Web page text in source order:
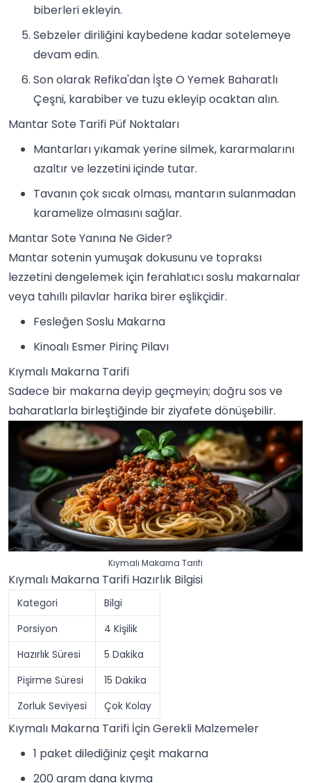
biberleri ekleyin.
Sebzeler diriliğini kaybedene kadar sotelemeye
devam edin.
Son olarak Refika'dan İşte O Yemek Baharatlı
Çeşni, karabiber ve tuzu ekleyip ocaktan alın.
Mantar Sote Tarifi Püf Noktaları
Mantarları yıkamak yerine silmek, kararmalarını
azaltır ve lezzetini içinde tutar.
Tavanın çok sıcak olması, mantarın sulanmadan
karamelize olmasını sağlar.
Mantar Sote Yanına Ne Gider?
Mantar sotenin yumuşak dokusunu ve topraksı
lezzetini dengelemek için ferahlatıcı soslu makarnalar
veya tahıllı pilavlar harika birer eşlikçidir.
Fesleğen Soslu Makarna
Kinoalı Esmer Pirinç Pilavı
Kıymalı Makarna Tarifi
Sadece bir makarna deyip geçmeyin; doğru sos ve
baharatlarla birleştiğinde bir ziyafete dönüşebilir.
Kıymalı Makarna Tarifi
Kıymalı Makarna Tarifi Hazırlık Bilgisi
Kategori
Bilgi
Porsiyon
4 Kişilik
Hazırlık Süresi
5 Dakika
Pişirme Süresi
15 Dakika
Zorluk Seviyesi
Çok Kolay
Kıymalı Makarna Tarifi İçin Gerekli Malzemeler
1 paket dilediğiniz çeşit makarna
200 gram dana kıyma